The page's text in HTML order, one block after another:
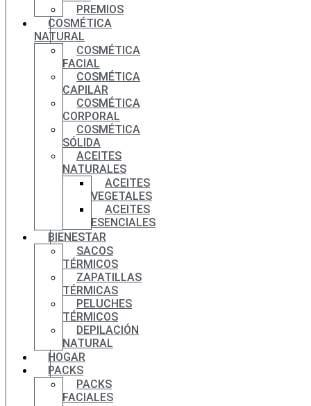
PREMIOS
COSMÉTICA
NATURAL
COSMÉTICA
FACIAL
COSMÉTICA
CAPILAR
COSMÉTICA
CORPORAL
COSMÉTICA
SÓLIDA
ACEITES
NATURALES
ACEITES
VEGETALES
ACEITES
ESENCIALES
BIENESTAR
SACOS
TÉRMICOS
ZAPATILLAS
TÉRMICAS
PELUCHES
TÉRMICOS
DEPILACIÓN
NATURAL
HOGAR
PACKS
PACKS
FACIALES